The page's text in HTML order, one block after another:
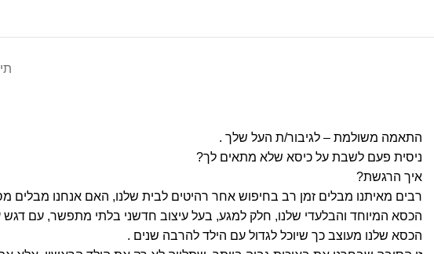
התאמה משולמת – לגיבור/ת העל שלך .
ניסית פעם לשבת על כיסא שלא מתאים לך?
איך הרגשת?
רבים מאיתנו מבלים זמן רב בחיפוש אחר רהיטים לבית שלנו, האם אנחנו מבלים
הכסא המיוחד והבלעדי שלנו, חלק למגע, בעל עיצוב חדשני בלתי מתפשר, עם
הכסא שלנו מעוצב כך שיוכל לגדול עם הילד להרבה שנים .